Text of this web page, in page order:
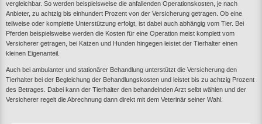
vergleichbar. So werden beispielsweise die anfallenden Operationskosten, je nach
Anbieter, zu achtzig bis einhundert Prozent von der Versicherung getragen. Ob eine
teilweise oder komplette Unterstützung erfolgt, ist dabei auch abhängig vom Tier. Bei
Pferden beispielsweise werden die Kosten für eine Operation meist komplett vom
Versicherer getragen, bei Katzen und Hunden hingegen leistet der Tierhalter einen
kleinen Eigenanteil.
Auch bei ambulanter und stationärer Behandlung unterstützt die Versicherung den
Tierhalter bei der Begleichung der Behandlungskosten und leistet bis zu achtzig Prozent
des Betrages. Dabei kann der Tierhalter den behandelnden Arzt selbt wählen und der
Versicherer regelt die Abrechnung dann direkt mit dem Veterinär seiner Wahl.